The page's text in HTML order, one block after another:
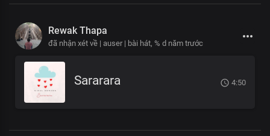
Rewak Thapa
đã nhận xét về | auser | bài hát, % d năm trước
Sararara 4:50